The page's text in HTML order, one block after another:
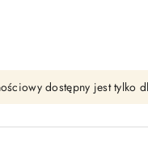
dostępny jest tylko